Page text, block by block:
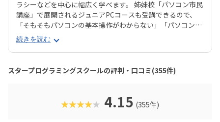
ラシーなどを中心に幅広く学べます。 姉妹校「パソコン市民
講座」で展開されるジュニアPCコースも受講できるので、
「そもそもパソコンの基本操作がわからない」「パソコンで
何ができるかを学びたい」といったお子さんにもピッタリで
す。それぞれのお子さんの興味に合ったコースが見つかりや
すいのは安心ですね。スタープログラミングスクールは、過
去に総務省「若年層に対するプログラミング教育の普及推
進」事業に採択され、新潟市の小中学校で授業を実施した実
の顔は真剣そのもの。やる気があればどんどん高度なものが
作れるので、のめり込むタイプのお子さんにおすすめの教室
続きを読む
スタープログラミングスクールの評判・口コミ(355件)
★★★★★ 4.15 (355件)